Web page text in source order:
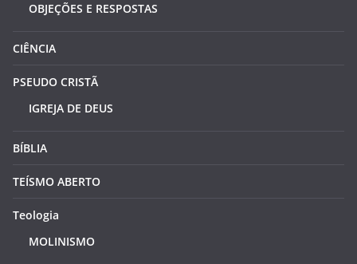
OBJEÇÕES E RESPOSTAS
CIÊNCIA
PSEUDO CRISTÃ
IGREJA DE DEUS
BÍBLIA
TEÍSMO ABERTO
Teologia
MOLINISMO